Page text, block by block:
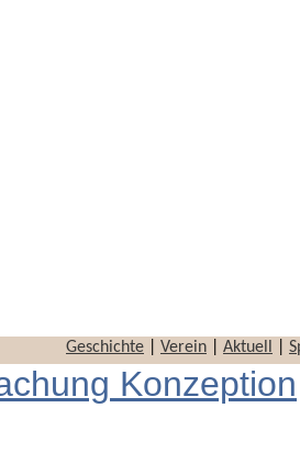
Geschichte Verein Aktuell
Konzeption